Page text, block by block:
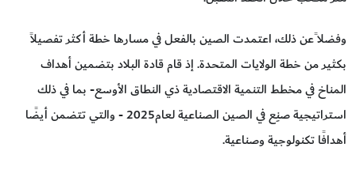
وفضلا ًعن ذلك، اعتمدت الصين بالفعل في مسارها خطة أكثر تفصيلاً
بكثير من خطة الولايات المتحدة. إذ قام قادة البلاد بتضمين أهداف
المناخ في مخطط التنمية الاقتصادية ذي النطاق الأوسع- بما في ذلك
استراتيجية صنِع في الصين الصناعية لعام2025 - والتي تتضمن أيضًا
أهدافًا تكنولوجية وصناعية.